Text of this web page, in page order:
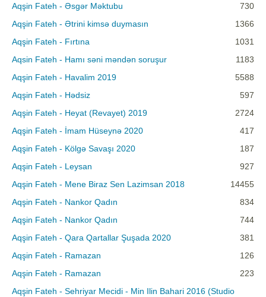
Aqşin Fateh - Əsgər Məktubu
730
Aqşin Fateh - Ətrini kimsə duymasın
1366
Aqşin Fateh - Fırtına
1031
Aqsin Fateh - Hamı səni məndən soruşur
1183
Aqşin Fateh - Havalim 2019
5588
Aqşin Fateh - Hədsiz
597
Aqşin Fateh - Heyat (Revayet) 2019
2724
Aqşin Fateh - İmam Hüseynə 2020
417
Aqşin Fateh - Kölgə Savaşı 2020
187
Aqşin Fateh - Leysan
927
Aqşin Fateh - Mene Biraz Sen Lazimsan 2018
14455
Aqşin Fateh - Nankor Qadın
834
Aqşin Fateh - Nankor Qadın
744
Aqşin Fateh - Qara Qartallar Şuşada 2020
381
Aqşin Fateh - Ramazan
126
Aqşin Fateh - Ramazan
223
Aqşin Fateh - Sehriyar Mecidi - Min Ilin Bahari 2016 (Studio